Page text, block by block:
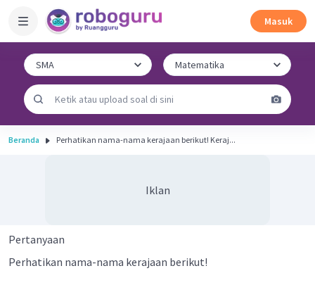
Masuk
Beranda Perhatikan nama-nama kerajaan berikut! Keraj...
Iklan
Pertanyaan
Perhatikan nama-nama kerajaan berikut!